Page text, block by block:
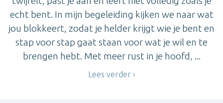
echt bent. In mijn begeleiding kijken we naar wat
jou blokkeert, zodat je helder krijgt wie je bent en
stap voor stap gaat staan voor wat je wil en te
brengen hebt. Met meer rust in je hoofd, ...
Lees verder